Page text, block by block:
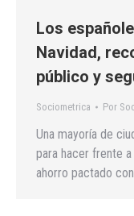
Los
Navidad,
público y
Sociometrica Por
Una mayoría de
para hacer frente
ahorro pactado